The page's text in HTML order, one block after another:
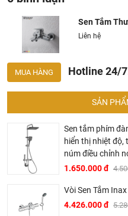
cam kết các sản phẩm
Khalinguyen.vn là chính
Hiện tại chúng tôi có
mãi
hấp dẫn, để biết chi
vào hotline để được tư vấn
BRAVAT – TINH HOA
▶ Bravat là thương hiệu
thuộc sở hữu của Roman
Sen Tắm
Liên hệ
MUA HÀNG Hotline 24/
SẢN
Sen tắm phím
hiển thị nhiệt độ,
núm điều chỉnh
1.650.000 đ
Vòi Sen Tắm
4.426.000 đ